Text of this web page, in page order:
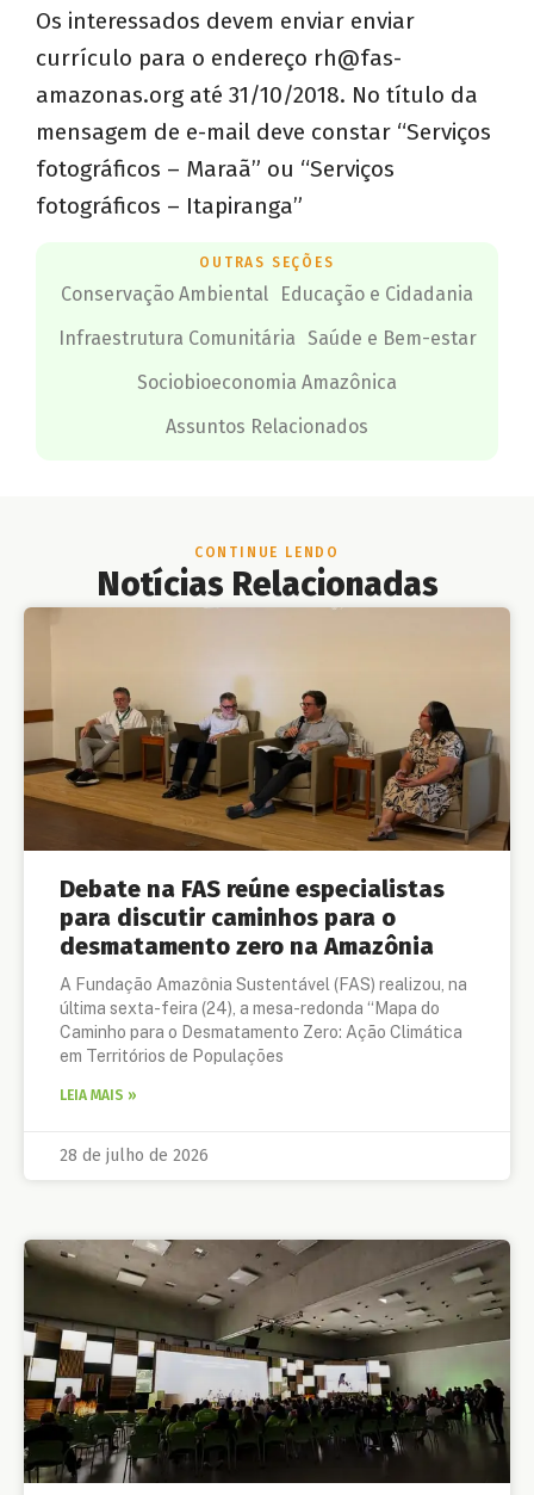
Os interessados devem enviar enviar
currículo para o endereço rh@fas-
amazonas.org até 31/10/2018. No título da
mensagem de e-mail deve constar “Serviços
fotográficos – Maraã” ou “Serviços
fotográficos – Itapiranga”
OUTRAS SEÇÕES
Conservação Ambiental
Educação e Cidadania
Infraestrutura Comunitária Saúde e Bem-estar
Sociobioeconomia Amazônica
Assuntos Relacionados
CONTINUE LENDO
Notícias Relacionadas
Debate na FAS reúne especialistas
para discutir caminhos para o
desmatamento zero na Amazônia
A Fundação Amazônia Sustentável (FAS) realizou, na
última sexta-feira (24), a mesa-redonda “Mapa do
Caminho para o Desmatamento Zero: Ação Climática
em Territórios de Populações
LEIA MAIS »
28 de julho de 2026